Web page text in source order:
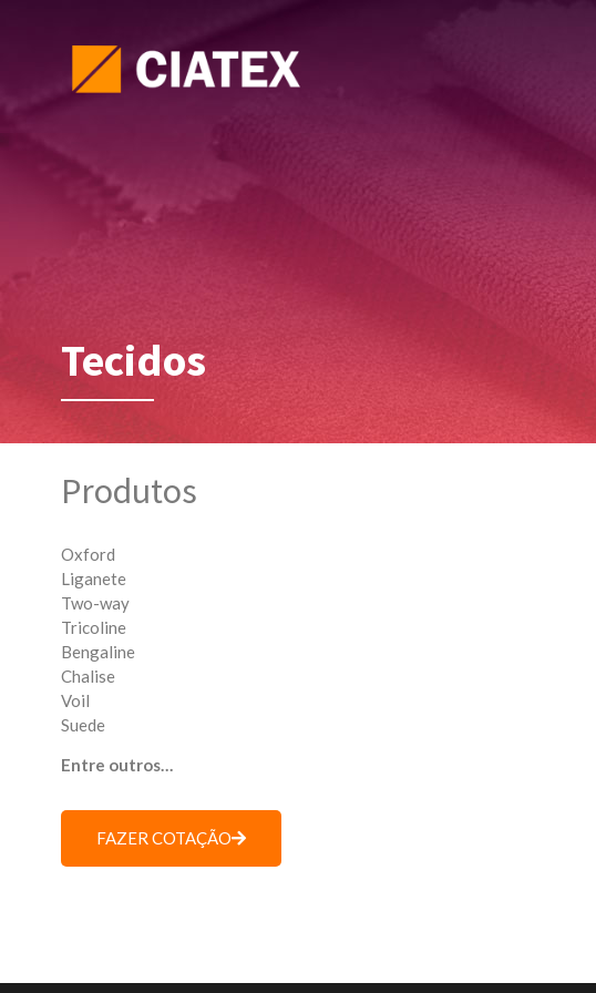
Tecidos
Produtos
Oxford
Liganete
Two-way
Tricoline
Bengaline
Chalise
Voil
Suede
Entre outros…
FAZER COTAÇÃO